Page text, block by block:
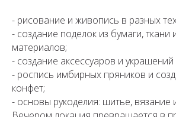
- рисование и живопись в разных
- создание поделок из бумаги,
материалов;
- создание аксессуаров и
- роспись имбирных пряников и
конфет;
- основы рукоделия: шитье, вязание